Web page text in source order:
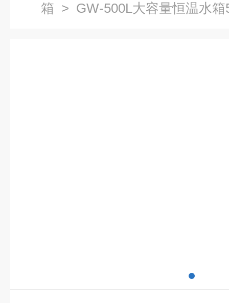
箱 > GW-500L大容量恒温水箱